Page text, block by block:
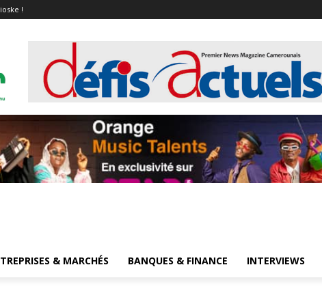
!
& MARCHÉS BANQUES & FINANCE INTERVIEWS